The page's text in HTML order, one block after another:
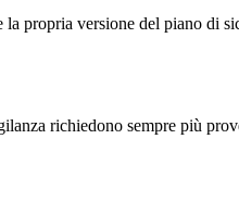
propria versione del piano di
richiedono sempre più